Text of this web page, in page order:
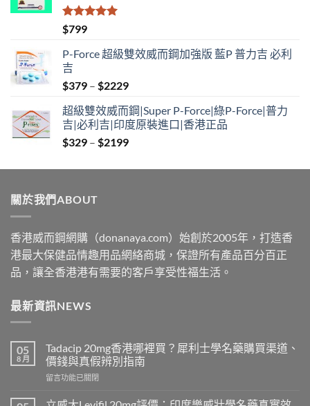
評分
滿分 5
$799
P-Force 超級雙效威而鋼加強版 藍P 普力吉 必利
吉
$379 – $2229Price
$379
through
$2229
超級雙效威而鋼|Super P-Force|綠P-Force|普力
吉|必利吉|印度原裝進口|香港正品
$329 – $2199Price
$329
關於我們ABOUT
香港威而鋼網購（donanaya.com）始創於2005年，打造香
港最大保健品情趣用品網絡商城，保證所有產品百分百正
品，讓全香港港有需要的客戶享受性福生活。
最新資訊NEWS
05
8 月
Tadacip 20mg香港哪裡買？犀利士學名藥購買渠道、
價錢與真假辨別指南
在
20mg
留言功能已關閉